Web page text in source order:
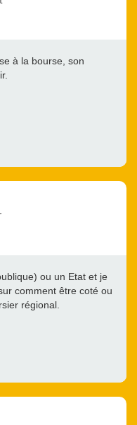
à la bourse, son
ou un Etat et je
comment être coté ou
régional.